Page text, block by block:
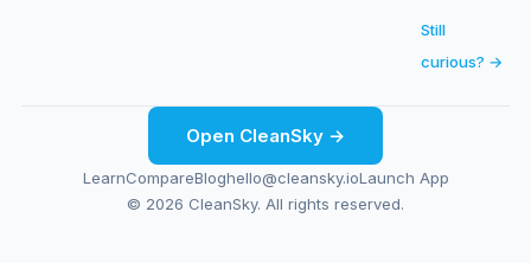
Still
curious? →
Open CleanSky →
LearnCompareBloghello@cleansky.ioLaunch App
© 2026 CleanSky. All rights reserved.